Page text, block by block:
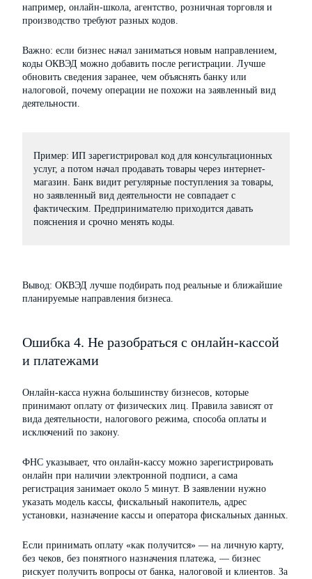
например, онлайн-школа, агентство, розничная торговля и
производство требуют разных кодов.
Важно: если бизнес начал заниматься новым направлением,
коды ОКВЭД можно добавить после регистрации. Лучше
обновить сведения заранее, чем объяснять банку или
налоговой, почему операции не похожи на заявленный вид
деятельности.
Пример: ИП зарегистрировал код для консультационных
услуг, а потом начал продавать товары через интернет-
магазин. Банк видит регулярные поступления за товары,
но заявленный вид деятельности не совпадает с
фактическим. Предпринимателю приходится давать
пояснения и срочно менять коды.
Вывод: ОКВЭД лучше подбирать под реальные и ближайшие
планируемые направления бизнеса.
Ошибка 4. Не разобраться с онлайн-кассой
и платежами
Онлайн-касса нужна большинству бизнесов, которые
принимают оплату от физических лиц. Правила зависят от
вида деятельности, налогового режима, способа оплаты и
исключений по закону.
ФНС указывает, что онлайн-кассу можно зарегистрировать
онлайн при наличии электронной подписи, а сама
регистрация занимает около 5 минут. В заявлении нужно
указать модель кассы, фискальный накопитель, адрес
установки, назначение кассы и оператора фискальных данных.
Если принимать оплату «как получится» — на личную карту,
без чеков, без понятного назначения платежа, — бизнес
рискует получить вопросы от банка, налоговой и клиентов. За